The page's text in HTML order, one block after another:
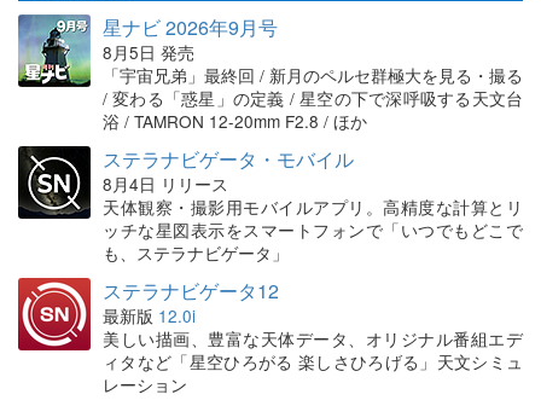
星ナビ 2026年9月号
8月5日 発売
「宇宙兄弟」最終回 / 新月のペルセ群極大を見る・撮る
/ 変わる「惑星」の定義 / 星空の下で深呼吸する天文台
浴 / TAMRON 12-20mm F2.8 / ほか
ステラナビゲータ・モバイル
8月4日 リリース
天体観察・撮影用モバイルアプリ。高精度な計算とリ
ッチな星図表示をスマートフォンで「いつでもどこで
も、ステラナビゲータ」
ステラナビゲータ12
最新版 12.0i
美しい描画、豊富な天体データ、オリジナル番組エデ
ィタなど「星空ひろがる 楽しさひろげる」天文シミュ
レーション